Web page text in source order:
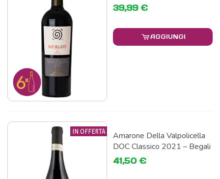
39,99 €
AGGIUNGI
IN OFFERTA
Amarone Della Valpolicella
DOC Classico 2021 – Begali
41,50 €